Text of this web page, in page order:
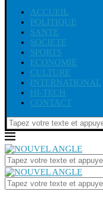
ACCUEIL
POLITIQUE
SANTE
SOCIETE
SPORTS
ECONOMIE
CULTURE
INTERNATIONAL
HI-TECH
CONTACT